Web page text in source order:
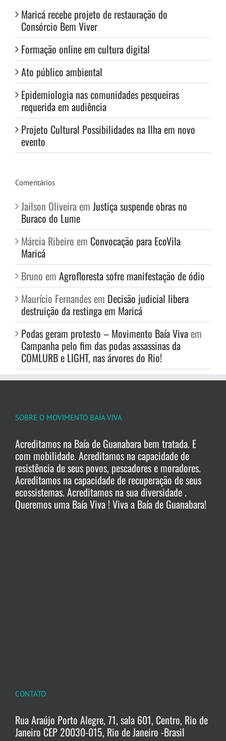
Maricá recebe projeto de restauração do
Consórcio Bem Viver
Formação online em cultura digital
Ato público ambiental
Epidemiologia nas comunidades pesqueiras
requerida em audiência
Projeto Cultural Possibilidades na Ilha em novo
evento
Comentários
Jailson Oliveira em Justiça suspende obras no
Buraco do Lume
Márcia Ribeiro em Convocação para EcoVila
Maricá
Bruno em Agrofloresta sofre manifestação de ódio
Maurício Fernandes em Decisão judicial libera
destruição da restinga em Maricá
Podas geram protesto – Movimento Baía Viva em
Campanha pelo fim das podas assassinas da
COMLURB e LIGHT, nas árvores do Rio!
SOBRE O MOVIMENTO BAÍA VIVA
Acreditamos na Baía de Guanabara bem tratada. E
com mobilidade. Acreditamos na capacidade de
resistência de seus povos, pescadores e moradores.
Acreditamos na capacidade de recuperação de seus
ecossistemas. Acreditamos na sua diversidade .
Queremos uma Baía Viva ! Viva a Baía de Guanabara!
CONTATO
Rua Araújo Porto Alegre, 71, sala 601, Centro, Rio de
Janeiro CEP 20030-015, Rio de Janeiro -Brasil